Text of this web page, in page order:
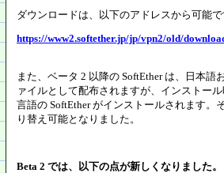
ダウンロードは、以下のアドレスから可能で
https://www2.softether.jp/jp/vpn2/old/
また、ベータ 2 以降の SoftEther は、日本
ァイルとして配布されますが、インストー
言語の SoftEther がインストールされます
り替え可能となりました。
Beta 2 では、以下の点が新しくなりました。